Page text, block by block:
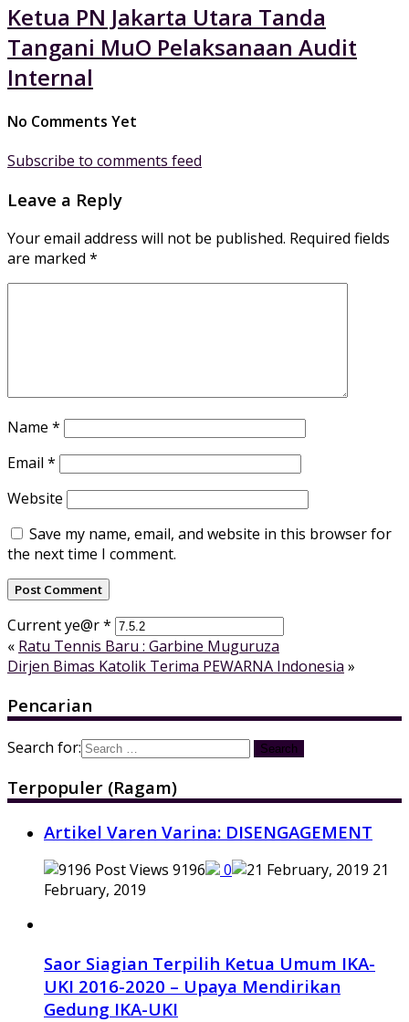
Ketua PN Jakarta Utara Tanda
Tangani MuO Pelaksanaan Audit
Internal
No Comments Yet
Subscribe to comments feed
Leave a Reply
Your email address will not be published. Required fields
are marked *
Name *
Email *
Website
Save my name, email, and website in this browser for
the next time I comment.
Current ye@r*
« Ratu Tennis Baru : Garbine Muguruza
Dirjen Bimas Katolik Terima PEWARNA Indonesia »
Pencarian
Search for:
Terpopuler (Ragam)
Artikel Varen Varina: DISENGAGEMENT
9196 0
21
February, 2019
Saor Siagian Terpilih Ketua Umum IKA-
UKI 2016-2020 – Upaya Mendirikan
Gedung IKA-UKI